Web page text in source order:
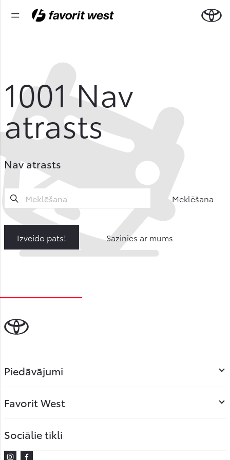
1001Nav
atrasts
Nav atrasts
Meklēšana
Izveido pats! Sazinies ar mums
Piedāvājumi
Favorit West
Sociālie tīkli